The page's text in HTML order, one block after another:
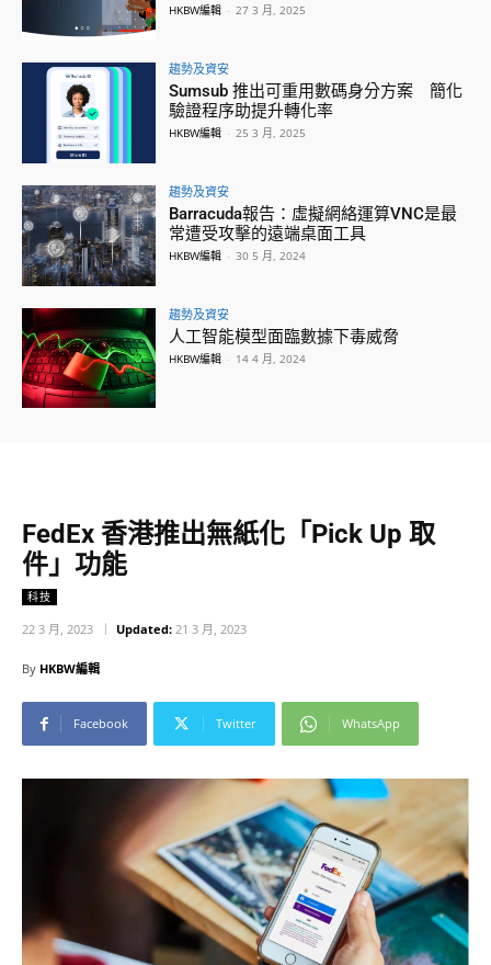
HKBW編輯 - 27 3 月, 2025
趨勢及資安
Sumsub 推出可重用數碼身分方案 簡化
驗證程序助提升轉化率
HKBW編輯 - 25 3 月, 2025
趨勢及資安
Barracuda報告：虛擬網絡運算VNC是最
常遭受攻擊的遠端桌面工具
HKBW編輯 - 30 5 月, 2024
趨勢及資安
人工智能模型面臨數據下毒威脅
HKBW編輯 - 14 4 月, 2024